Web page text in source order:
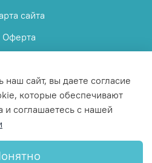
сайта
Оферта
контента без письменного
сайт, вы даете согласие
которые обеспечивают
и соглашаетесь с нашей